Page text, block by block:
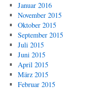
Januar 2016
November 2015
Oktober 2015
September 2015
Juli 2015
Juni 2015
April 2015
März 2015
Februar 2015